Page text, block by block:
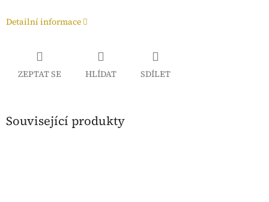
Detailní informace
ZEPTAT SE HLÍDAT SDÍLET
Související produkty